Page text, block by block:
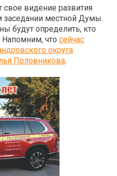
свое видение развития
заседании местной Думы.
будут определить, кто
Напомним, что сейчас
округа
Половникова.